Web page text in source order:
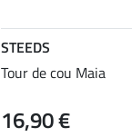
STEEDS
Tour de cou Maia
16,90 €